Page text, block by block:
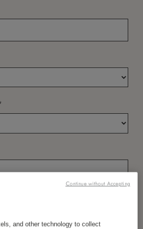
and other technology to collect
Continue without Accepting